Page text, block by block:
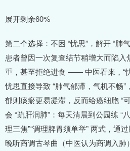
展开剩余60%
第二个选择：不困 “忧思”，解开 “肺
患者曾因一次复查结节稍增大而陷
重，甚至拒绝进食 —— 中医看来，“
忧思直接导致 “肺气郁滞，气机不畅
郁则痰瘀更易凝滞，反而给癌细胞 “
会 “疏肝润肺”：每天清晨到公园练 “
理三焦”“调理脾胃须单举” 两式，通
晚听商调古琴曲（中医认为商调入